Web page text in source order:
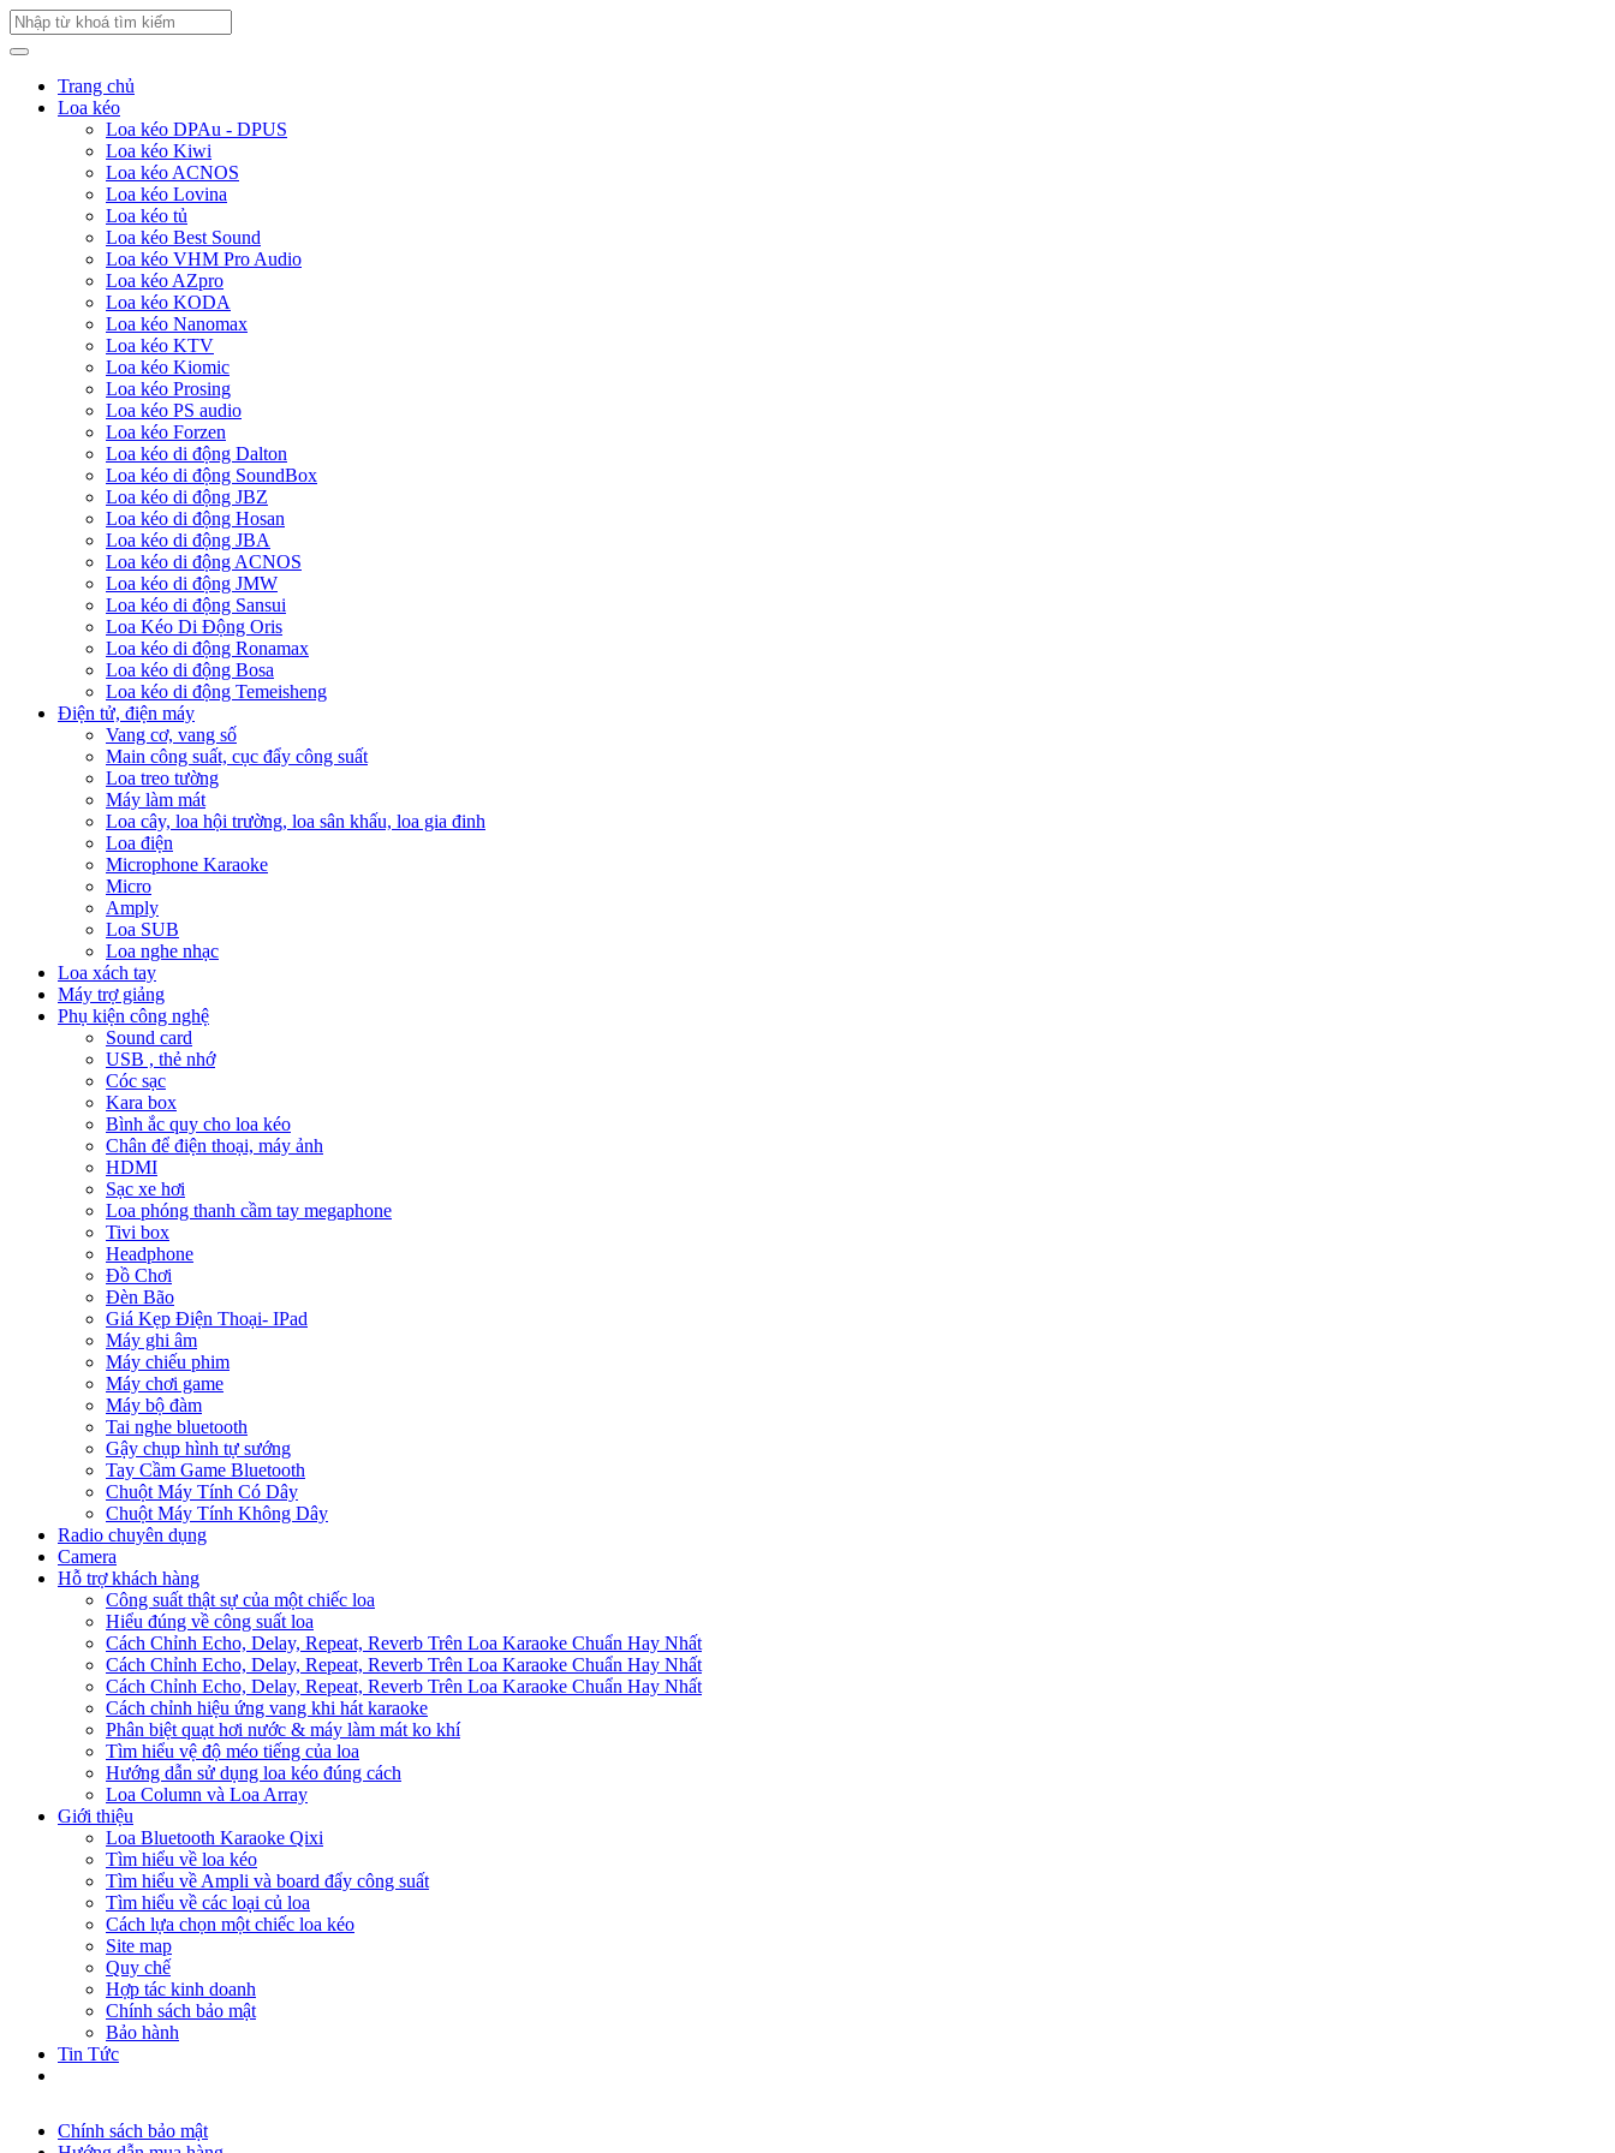
Trang chủ
Loa kéo
Loa kéo DPAu - DPUS
Loa kéo Kiwi
Loa kéo ACNOS
Loa kéo Lovina
Loa kéo tủ
Loa kéo Best Sound
Loa kéo VHM Pro Audio
Loa kéo AZpro
Loa kéo KODA
Loa kéo Nanomax
Loa kéo KTV
Loa kéo Kiomic
Loa kéo Prosing
Loa kéo PS audio
Loa kéo Forzen
Loa kéo di động Dalton
Loa kéo di động SoundBox
Loa kéo di động JBZ
Loa kéo di động Hosan
Loa kéo di động JBA
Loa kéo di động ACNOS
Loa kéo di động JMW
Loa kéo di động Sansui
Loa Kéo Di Động Oris
Loa kéo di động Ronamax
Loa kéo di động Bosa
Loa kéo di động Temeisheng
Điện tử, điện máy
Vang cơ, vang số
Main công suất, cục đẩy công suất
Loa treo tường
Máy làm mát
Loa cây, loa hội trường, loa sân khấu, loa gia đinh
Loa điện
Microphone Karaoke
Micro
Amply
Loa SUB
Loa nghe nhạc
Loa xách tay
Máy trợ giảng
Phụ kiện công nghệ
Sound card
USB , thẻ nhớ
Cóc sạc
Kara box
Bình ắc quy cho loa kéo
Chân để điện thoại, máy ảnh
HDMI
Sạc xe hơi
Loa phóng thanh cầm tay megaphone
Tivi box
Headphone
Đồ Chơi
Đèn Bão
Giá Kẹp Điện Thoại- IPad
Máy ghi âm
Máy chiếu phim
Máy chơi game
Máy bộ đàm
Tai nghe bluetooth
Gậy chụp hình tự sướng
Tay Cầm Game Bluetooth
Chuột Máy Tính Có Dây
Chuột Máy Tính Không Dây
Radio chuyên dụng
Camera
Hỗ trợ khách hàng
Công suất thật sự của một chiếc loa
Hiểu đúng về công suất loa
Cách Chỉnh Echo, Delay, Repeat, Reverb Trên Loa Karaoke Chuẩn Hay Nhất
Cách Chỉnh Echo, Delay, Repeat, Reverb Trên Loa Karaoke Chuẩn Hay Nhất
Cách Chỉnh Echo, Delay, Repeat, Reverb Trên Loa Karaoke Chuẩn Hay Nhất
Cách chỉnh hiệu ứng vang khi hát karaoke
Phân biệt quạt hơi nước & máy làm mát ko khí
Tìm hiểu vệ độ méo tiếng của loa
Hướng dẫn sử dụng loa kéo đúng cách
Loa Column và Loa Array
Giới thiệu
Loa Bluetooth Karaoke Qixi
Tìm hiểu về loa kéo
Tìm hiểu về Ampli và board đẩy công suất
Tìm hiểu về các loại củ loa
Cách lựa chọn một chiếc loa kéo
Site map
Quy chế
Hợp tác kinh doanh
Chính sách bảo mật
Bảo hành
Tin Tức
Chính sách bảo mật